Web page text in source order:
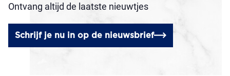
Ontvang altijd de laatste nieuwtjes
Schrijf je nu in op de nieuwsbrief